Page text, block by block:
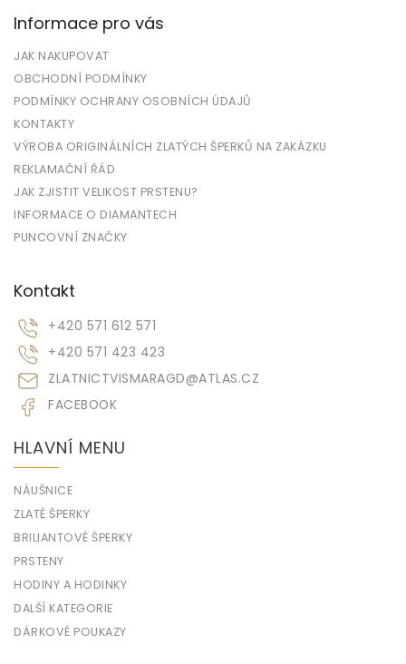
Informace pro vás
JAK NAKUPOVAT
OBCHODNÍ PODMÍNKY
PODMÍNKY OCHRANY OSOBNÍCH ÚDAJŮ
KONTAKTY
VÝROBA ORIGINÁLNÍCH ZLATÝCH ŠPERKŮ NA ZAKÁZKU
REKLAMAČNÍ ŘÁD
JAK ZJISTIT VELIKOST PRSTENU?
INFORMACE O DIAMANTECH
PUNCOVNÍ ZNAČKY
Kontakt
ZLATNICTVISMARAGD@ATLAS.CZ
+420 571 612 571
+420 571 423 423
FACEBOOK
HLAVNÍ MENU
NÁUŠNICE
ZLATÉ ŠPERKY
BRILIANTOVÉ ŠPERKY
PRSTENY
HODINY A HODINKY
DALŠÍ KATEGORIE
DÁRKOVÉ POUKAZY